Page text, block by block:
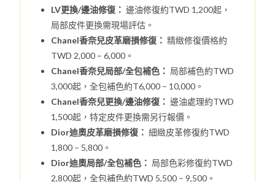
LV更換/邊油修復： 邊油修復約TWD 1,200起，
局部皮件更換需現場評估。
Chanel香奈兒皮革磨損修復： 精緻修復價格約
TWD 2,000 – 6,000。
Chanel香奈兒局部/全包補色： 局部補色約TWD
3,000起，全包補色約T6,000 – 10,000。
Chanel香奈兒更換/邊油修復： 邊油處理約TWD
1,500起，特定皮件更換需另行報價。
Dior迪奧皮革磨損修復： 細緻皮革修復約TWD
1,800 – 5,800。
Dior迪奧局部/全包補色： 局部色彩修復約TWD
2,800起，全包補色約TWD 5,500 – 9,500。